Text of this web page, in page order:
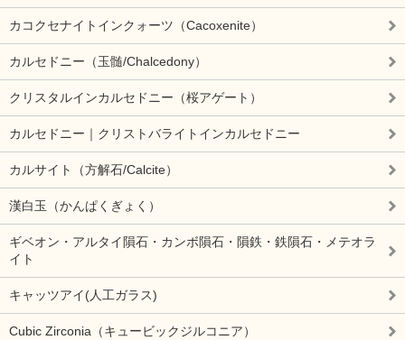
カコクセナイトインクォーツ（Cacoxenite）
カルセドニー（玉髄/Chalcedony）
クリスタルインカルセドニー（桜アゲート）
カルセドニー｜クリストバライトインカルセドニー
カルサイト（方解石/Calcite）
漢白玉（かんぱくぎょく）
ギベオン・アルタイ隕石・カンボ隕石・隕鉄・鉄隕石・メテオラ
イト
キャッツアイ(人工ガラス)
Cubic Zirconia（キュービックジルコニア）